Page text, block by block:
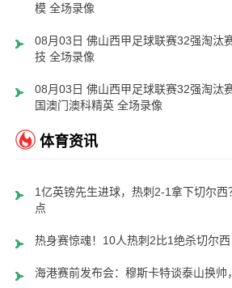
模 全场录像
08月03日 佛山西甲足球联赛32强淘汰
技 全场录像
08月03日 佛山西甲足球联赛32强淘汰
国澳门澳科精英 全场录像
体育资讯
1亿英镑先生进球，热刺2-1拿下切尔
点
热身赛惊魂！10人热刺2比1绝杀切尔
海港赛前发布会：穆斯卡特谈泰山换帅